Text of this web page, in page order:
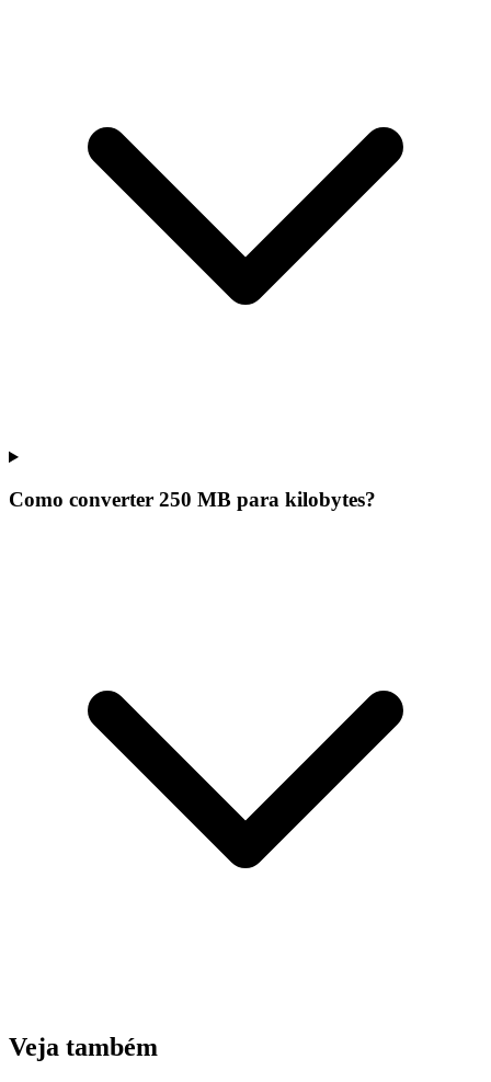
Como converter 250 MB para kilobytes?
Veja também